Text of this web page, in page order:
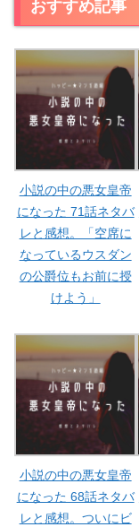
おすすめ記事
小説の中の悪女皇帝
になった 71話ネタバ
レと感想。「空席に
なっているウスダン
の公爵位もお前に授
けよう」
小説の中の悪女皇帝
になった 68話ネタバ
レと感想。ついにビ